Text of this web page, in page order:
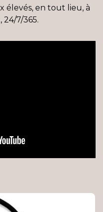
élevés, en tout lieu, à
7/365.